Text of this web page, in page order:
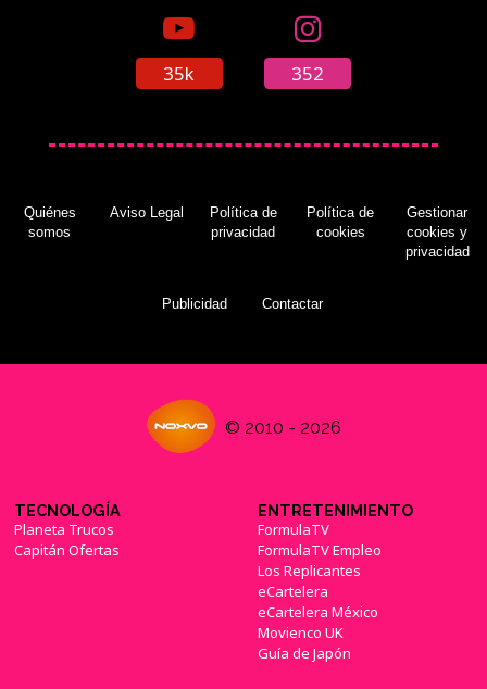
35k 352
Quiénes
somos
Aviso Legal
Política de
privacidad
Política de
cookies
Gestionar
cookies y
privacidad
Publicidad Contactar
© 2010 - 2026
TECNOLOGÍA
Planeta Trucos
Capitán Ofertas
ENTRETENIMIENTO
FormulaTV
FormulaTV Empleo
Los Replicantes
eCartelera
eCartelera México
Movienco UK
Guía de Japón